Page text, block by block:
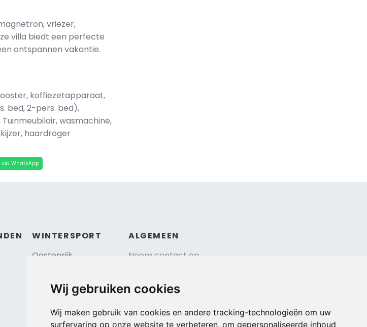
Wij gebruiken cookies
Wij maken gebruik van cookies en andere tracking-technologieën om uw
surfervaring op onze website te verbeteren, om gepersonaliseerde inhoud
vriezer,
villa biedt een perfecte
ontspannen vakantie.
koffiezetapparaat,
bed, 2-pers. bed),
wasmachine,
haardroger
via WhatsApp
WINTERSPORT
Oostenrijk
Zwitserland
Tsjechië
TIP
Duitsland
ALGEMEEN
Neem contact op
Reisverzekering afsluiten
Algemene voorwaarden